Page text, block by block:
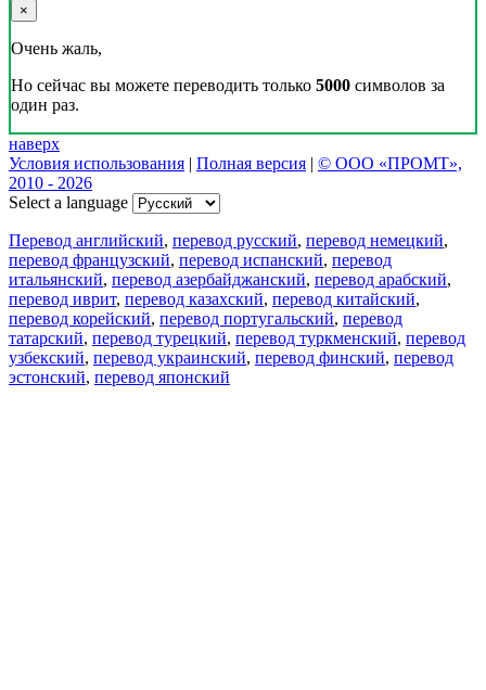
×
Очень жаль,
Но сейчас вы можете переводить только 5000 символов за
один раз.
наверх
Условия использования | Полная версия | © ООО «ПРОМТ»,
2010 - 2026
Select a language
Перевод английский, перевод русский, перевод немецкий,
перевод французский, перевод испанский, перевод
итальянский, перевод азербайджанский, перевод арабский,
перевод иврит, перевод казахский, перевод китайский,
перевод корейский, перевод португальский, перевод
татарский, перевод турецкий, перевод туркменский, перевод
узбекский, перевод украинский, перевод финский, перевод
эстонский, перевод японский